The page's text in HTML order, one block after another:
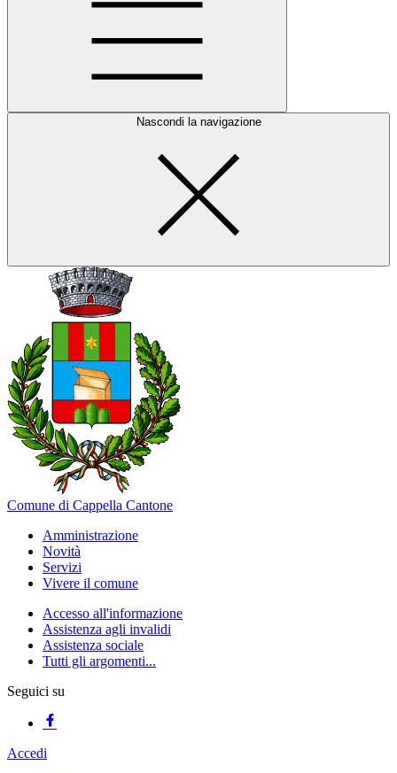
Nascondi la navigazione
Comune di Cappella Cantone
Amministrazione
Novità
Servizi
Vivere il comune
Accesso all'informazione
Assistenza agli invalidi
Assistenza sociale
Tutti gli argomenti...
Seguici su
Accedi